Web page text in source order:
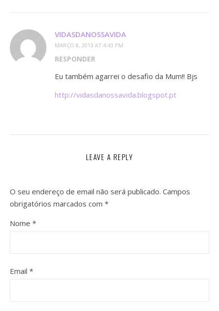
VIDASDANOSSAVIDA
MARÇO 8, 2013 AT 4:43 PM
RESPONDER
Eu também agarrei o desafio da Mum!! Bjs
http://vidasdanossavida.blogspot.pt
LEAVE A REPLY
O seu endereço de email não será publicado. Campos
obrigatórios marcados com *
Nome *
Email *